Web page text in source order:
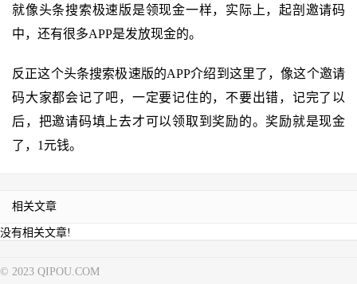
就像头条搜索极速版是领现金一样，实际上，起剖邀请码
中，还有很多APP是发放现金的。
反正这个头条搜索极速版的APP介绍到这里了，像这个邀请
码大家都会记了吧，一定要记住的，不要出错，记完了以
后，把邀请码填上去才可以领取到奖励的。奖励就是现金
了，1元钱。
相关文章
没有相关文章!
© 2023 QIPOU.COM